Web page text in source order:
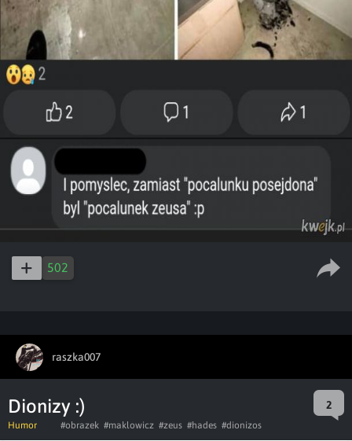
502
raszka007
Dionizy :) 2
Humor #obrazek #maklowicz #zeus #hades #dionizos